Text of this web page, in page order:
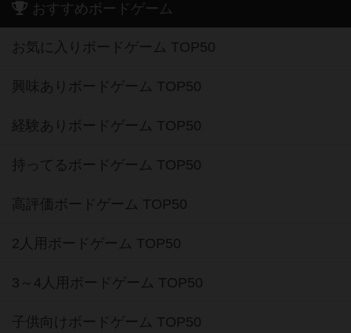
おすすめボードゲーム
お気に入りボードゲーム TOP50
興味ありボードゲーム TOP50
経験ありボードゲーム TOP50
持ってるボードゲーム TOP50
高評価ボードゲーム TOP50
2人用ボードゲーム TOP50
3～4人用ボードゲーム TOP50
子供向けボードゲーム TOP50